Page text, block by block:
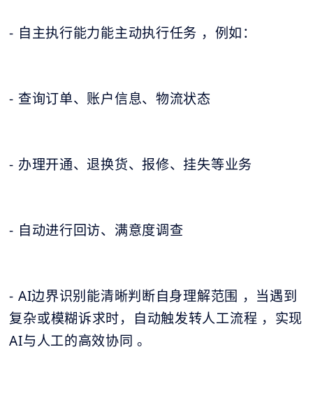
- 自主执行能力能主动执行任务 ，例如：
- 查询订单、账户信息、物流状态
- 办理开通、退换货、报修、挂失等业务
- 自动进行回访、满意度调查
- AI边界识别能清晰判断自身理解范围 ，当遇到
复杂或模糊诉求时，自动触发转人工流程 ，实现
AI与人工的高效协同 。